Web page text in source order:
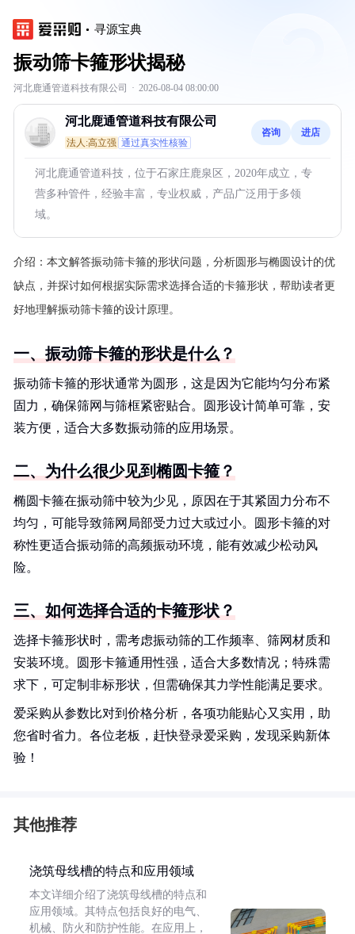
寻源宝典
振动筛卡箍形状揭秘
河北鹿通管道科技有限公司 · 2026-08-04 08:00:00
河北鹿通管道科技有限公司
法人:高立强 通过真实性核验
咨询 进店
河北鹿通管道科技，位于石家庄鹿泉区，2020年成立，专
营多种管件，经验丰富，专业权威，产品广泛用于多领
域。
介绍： 本文解答振动筛卡箍的形状问题，分析圆形与椭圆设计的优
缺点，并探讨如何根据实际需求选择合适的卡箍形状，帮助读者更
好地理解振动筛卡箍的设计原理。
一、振动筛卡箍的形状是什么？
振动筛卡箍的形状通常为圆形，这是因为它能均匀分布紧
固力，确保筛网与筛框紧密贴合。圆形设计简单可靠，安
装方便，适合大多数振动筛的应用场景。
二、为什么很少见到椭圆卡箍？
椭圆卡箍在振动筛中较为少见，原因在于其紧固力分布不
均匀，可能导致筛网局部受力过大或过小。圆形卡箍的对
称性更适合振动筛的高频振动环境，能有效减少松动风
险。
三、如何选择合适的卡箍形状？
选择卡箍形状时，需考虑振动筛的工作频率、筛网材质和
安装环境。圆形卡箍通用性强，适合大多数情况；特殊需
求下，可定制非标形状，但需确保其力学性能满足要求。
爱采购从参数比对到价格分析，各项功能贴心又实用，助
您省时省力。各位老板，赶快登录爱采购，发现采购新体
验！
其他推荐
浇筑母线槽的特点和应用领域
本文详细介绍了浇筑母线槽的特点和
应用领域。其特点包括良好的电气、
机械、防火和防护性能。在应用上，